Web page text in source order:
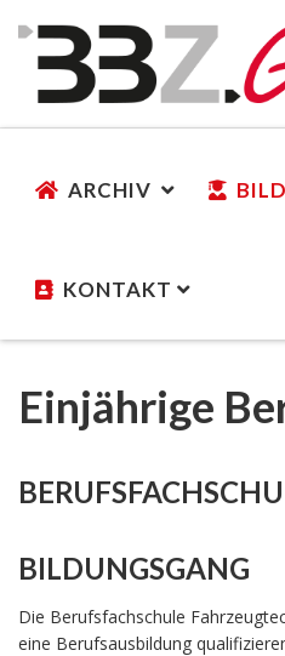
ARCHIV
KONTAKT
Einjährige
BILDUNGSGANG
Die Berufsfachschule
eine Berufsausbildung